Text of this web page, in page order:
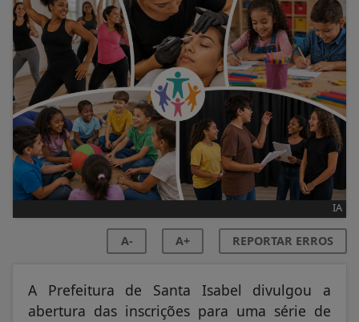
IA
A- A+ REPORTAR ERROS
A Prefeitura de Santa Isabel divulgou a
abertura das inscrições para uma série de